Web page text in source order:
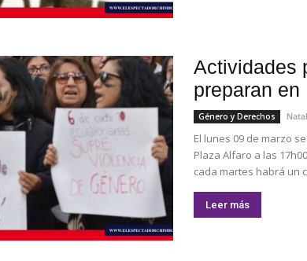
Actividades
preparan en
Género y Derechos
El lunes 09 de marzo
Plaza Alfaro a las
cada martes habrá un
Leer más